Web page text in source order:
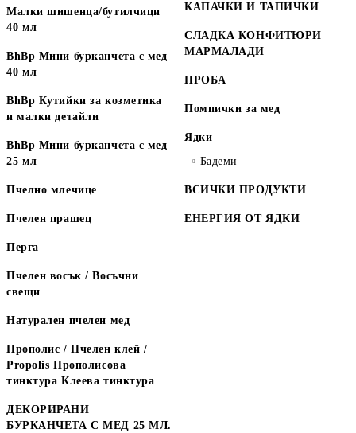
Малки шишенца/бутилчици
40 мл
BhBp Мини бурканчета с мед
40 мл
BhBp Кутийки за козметика
и малки детайли
BhBp Мини бурканчета с мед
25 мл
Пчелно млечице
Пчелен прашец
Перга
Пчелен восък / Восъчни
свещи
Натурален пчелен мед
Прополис / Пчелен клей /
Propolis Прополисова
тинктура Клеева тинктура
ДЕКОРИРАНИ
БУРКАНЧЕТА С МЕД 25 МЛ.
КАПАЧКИ И ТАПИЧКИ
СЛАДКА КОНФИТЮРИ
МАРМАЛАДИ
ПРОБА
Помпички за мед
Ядки
Бадеми
ВСИЧКИ ПРОДУКТИ
ЕНЕРГИЯ ОТ ЯДКИ